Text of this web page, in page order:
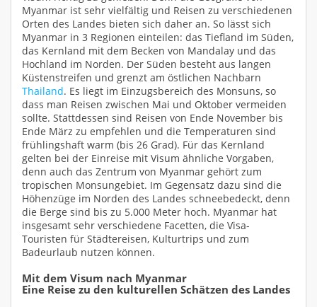
Myanmar ist sehr vielfältig und Reisen zu verschiedenen
Orten des Landes bieten sich daher an. So lässt sich
Myanmar in 3 Regionen einteilen: das Tiefland im Süden,
das Kernland mit dem Becken von Mandalay und das
Hochland im Norden. Der Süden besteht aus langen
Küstenstreifen und grenzt am östlichen Nachbarn
Thailand. Es liegt im Einzugsbereich des Monsuns, so
dass man Reisen zwischen Mai und Oktober vermeiden
sollte. Stattdessen sind Reisen von Ende November bis
Ende März zu empfehlen und die Temperaturen sind
frühlingshaft warm (bis 26 Grad). Für das Kernland
gelten bei der Einreise mit Visum ähnliche Vorgaben,
denn auch das Zentrum von Myanmar gehört zum
tropischen Monsungebiet. Im Gegensatz dazu sind die
Höhenzüge im Norden des Landes schneebedeckt, denn
die Berge sind bis zu 5.000 Meter hoch. Myanmar hat
insgesamt sehr verschiedene Facetten, die Visa-
Touristen für Städtereisen, Kulturtrips und zum
Badeurlaub nutzen können.
Mit dem Visum nach Myanmar
Eine Reise zu den kulturellen Schätzen des Landes